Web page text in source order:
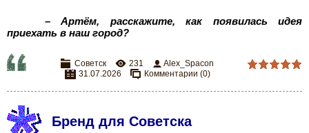
– Артём, расскажите, как появилась идея
приехать в наш город?
Советск 231
Alex_Spacon
31.07.2026
Комментарии (0)
Бренд для Советска